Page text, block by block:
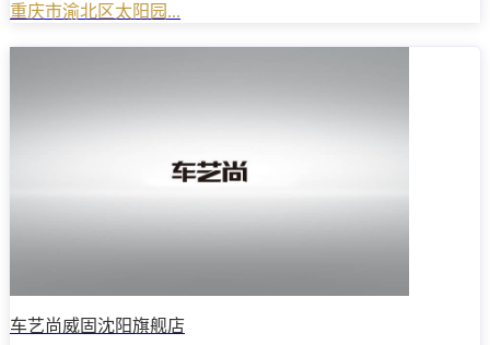
重庆市渝北区太阳园...
车艺尚威固沈阳旗舰店